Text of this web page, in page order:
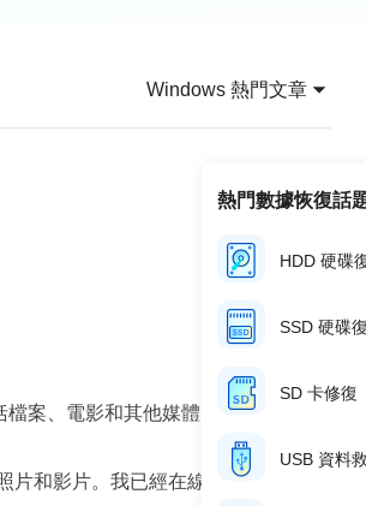
EaseUS VoiceWave
即時變聲
(線上) Vocal Remover
錄音和轉檔
Windows 熱門文章
案、電影和其他媒體。
和影片。我已經在線和離線檢查了
熱門數據恢復話
HDD 硬碟
SSD 硬碟
SD 卡修復
USB 資料